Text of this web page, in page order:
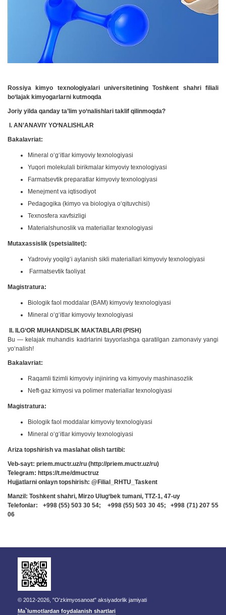
Rossiya kimyo texnologiyalari universitetining Toshkent shahri filiali
bo‘lajak kimyogarlarni kutmoqda
Joriy yilda qanday ta’lim yo‘nalishlari taklif qilinmoqda?
I. AN’ANAVIY YO‘NALISHLAR
Bakalavriat:
Mineral o‘g‘itlar kimyoviy texnologiyasi
Yuqori molekulali birikmalar kimyoviy texnologiyasi
Farmatsevtik preparatlar kimyoviy texnologiyasi
Menejment va iqtisodiyot
Pedagogika (kimyo va biologiya o‘qituvchisi)
Texnosfera xavfsizligi
Materialshunoslik va materiallar texnologiyasi
Mutaxassislik (spetsialitet):
Yadroviy yoqilg‘i aylanish sikli materiallari kimyoviy texnologiyasi
Farmatsevtik faoliyat
Magistratura:
Biologik faol moddalar (BAM) kimyoviy texnologiyasi
Mineral o‘g‘itlar kimyoviy texnologiyasi
II. ILG‘OR MUHANDISLIK MAKTABLARI (PISH)
Bu — kelajak muhandis kadrlarini tayyorlashga qaratilgan zamonaviy yangi
yo‘nalish!
Bakalavriat:
Raqamli tizimli kimyoviy injiniring va kimyoviy mashinasozlik
Neft-gaz kimyosi va polimer materiallar texnologiyasi
Magistratura:
Biologik faol moddalar kimyoviy texnologiyasi
Mineral o‘g‘itlar kimyoviy texnologiyasi
Ariza topshirish va maslahat olish tartibi:
Veb-sayt: priem.muctr.uz/ru (http://priem.muctr.uz/ru)
Telegram: https://t.me/dmuctruz
Hujjatlarni onlayn topshirish: @Filial_RHTU_Taskent
Manzil: Toshkent shahri, Mirzo Ulug‘bek tumani, TTZ-1, 47-uy
Telefonlar: +998 (55) 503 30 54; +998 (55) 503 30 45; +998 (71) 207 55
06
© 2012-2026, "O'zkimyosanoat" aksiyadorlik jamiyati
Ma`lumotlardan foydalanish shartlari